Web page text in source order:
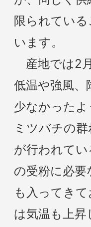
限られてい
います。
産地では2
低温や強風
少なかった
ミツバチの
が行われて
の受粉に必
も入ってき
は気温も上